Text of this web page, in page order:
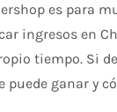
es para
ingresos en
tiempo. Si
puede ganar y